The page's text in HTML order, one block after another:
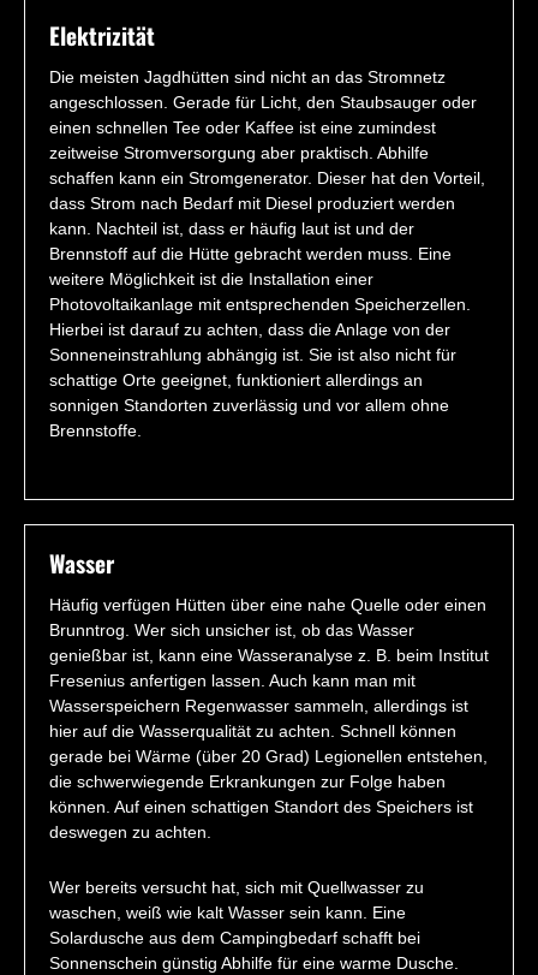
Elektrizität
Die meisten Jagdhütten sind nicht an das Stromnetz
angeschlossen. Gerade für Licht, den Staubsauger oder
einen schnellen Tee oder Kaffee ist eine zumindest
zeitweise Stromversorgung aber praktisch. Abhilfe
schaffen kann ein Stromgenerator. Dieser hat den Vorteil,
dass Strom nach Bedarf mit Diesel produziert werden
kann. Nachteil ist, dass er häufig laut ist und der
Brennstoff auf die Hütte gebracht werden muss. Eine
weitere Möglichkeit ist die Installation einer
Photovoltaikanlage mit entsprechenden Speicherzellen.
Hierbei ist darauf zu achten, dass die Anlage von der
Sonneneinstrahlung abhängig ist. Sie ist also nicht für
schattige Orte geeignet, funktioniert allerdings an
sonnigen Standorten zuverlässig und vor allem ohne
Brennstoffe.
Wasser
Häufig verfügen Hütten über eine nahe Quelle oder einen
Brunntrog. Wer sich unsicher ist, ob das Wasser
genießbar ist, kann eine Wasseranalyse z. B. beim Institut
Fresenius anfertigen lassen. Auch kann man mit
Wasserspeichern Regenwasser sammeln, allerdings ist
hier auf die Wasserqualität zu achten. Schnell können
gerade bei Wärme (über 20 Grad) Legionellen entstehen,
die schwerwiegende Erkrankungen zur Folge haben
können. Auf einen schattigen Standort des Speichers ist
deswegen zu achten.
Wer bereits versucht hat, sich mit Quellwasser zu
waschen, weiß wie kalt Wasser sein kann. Eine
Solardusche aus dem Campingbedarf schafft bei
Sonnenschein günstig Abhilfe für eine warme Dusche.